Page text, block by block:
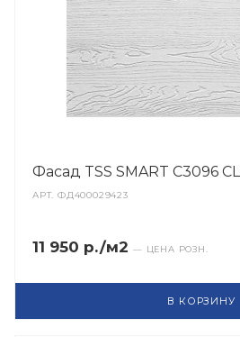
Фасад TSS SMART C3096
АРТ.ФД400029423
11 950 р./м2 — ЦЕНА РОЗН.
В КОРЗИНУ